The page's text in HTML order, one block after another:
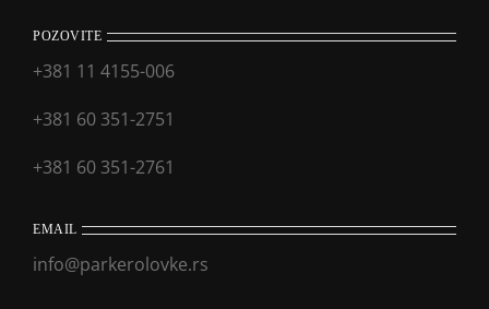
POZOVITE
+381 11 4155-006
+381 60 351-2751
+381 60 351-2761
EMAIL
info@parkerolovke.rs